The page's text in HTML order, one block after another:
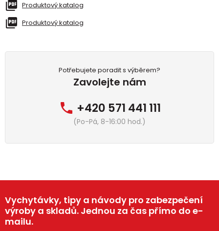
Produktový katalog
Produktový katalog
Potřebujete poradit s výběrem?
Zavolejte nám
+420 571 441 111
(Po-Pá, 8-16:00 hod.)
Vychytávky, tipy a návody pro zabezpečení
výroby a skladů. Jednou za čas přímo do e-
mailu.